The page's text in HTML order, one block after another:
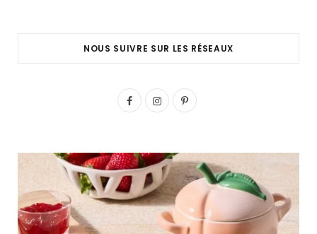
NOUS SUIVRE SUR LES RÉSEAUX
F
e
b
I
t
a
g
P
t
r